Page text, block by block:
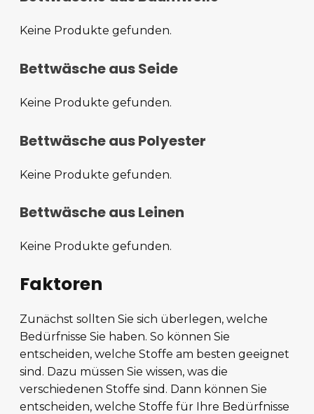
Keine Produkte gefunden.
Bettwäsche aus Seide
Keine Produkte gefunden.
Bettwäsche aus Polyester
Keine Produkte gefunden.
Bettwäsche aus Leinen
Keine Produkte gefunden.
Faktoren
Zunächst sollten Sie sich überlegen, welche
Bedürfnisse Sie haben. So können Sie
entscheiden, welche Stoffe am besten geeignet
sind. Dazu müssen Sie wissen, was die
verschiedenen Stoffe sind. Dann können Sie
entscheiden, welche Stoffe für Ihre Bedürfnisse